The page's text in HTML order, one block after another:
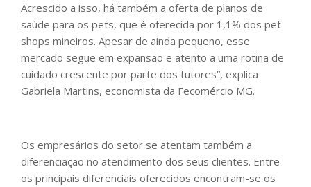
Acrescido a isso, há também a oferta de planos de
saúde para os pets, que é oferecida por 1,1% dos pet
shops mineiros. Apesar de ainda pequeno, esse
mercado segue em expansão e atento a uma rotina de
cuidado crescente por parte dos tutores”, explica
Gabriela Martins, economista da Fecomércio MG.
Os empresários do setor se atentam também a
diferenciação no atendimento dos seus clientes. Entre
os principais diferenciais oferecidos encontram-se os